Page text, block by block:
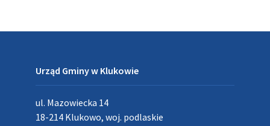
Urząd Gminy w Klukowie
ul. Mazowiecka 14
18-214 Klukowo, woj. podlaskie